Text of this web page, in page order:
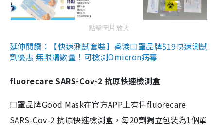
點擊圖片放大
延伸閱讀：【快速測試套裝】香港口罩品牌$19快速測試
劑優惠 無限購數量！可檢測Omicron病毒
fluorecare SARS-Cov-2 抗原快速檢測盒
口罩品牌Good Mask在官方APP上有售fluorecare
SARS-Cov-2 抗原快速檢測盒，每20劑獨立包裝為1個單